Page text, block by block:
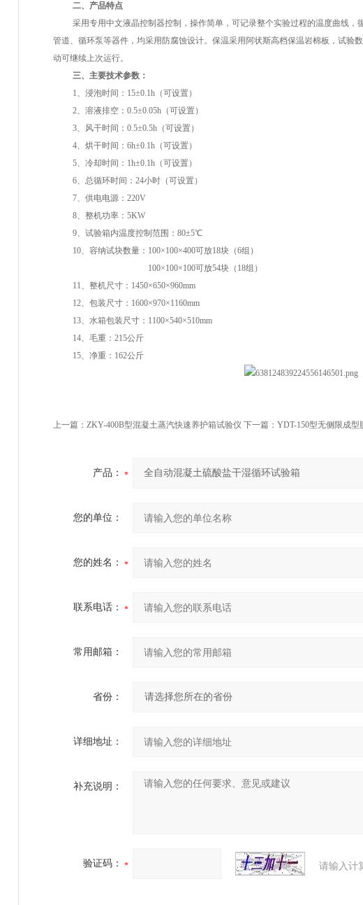
二、产品特点
采用专用中文液晶控制器控制，操作简单，可记录整个实验过程的温度曲线，
管道、循环泵等器件，均采用防腐蚀设计。保温采用阿状斯高档保温岩棉板，试验
动可继续上次运行。
三、主要技术参数：
1、浸泡时间：15±0.1h（可设置）
2、溶液排空：0.5±0.05h（可设置）
3、风干时间：0.5±0.5h（可设置）
4、烘干时间：6h±0.1h（可设置）
5、冷却时间：1h±0.1h（可设置）
6、总循环时间：24小时（可设置）
7、供电电源：220V
8、整机功率：5KW
9、试验箱内温度控制范围：80±5℃
10、容纳试块数量：100×100×400可放18块（6组）
100×100×100可放54块（18组）
11、整机尺寸：1450×650×960mm
12、包装尺寸：1600×970×1160mm
13、水箱包装尺寸：1100×540×510mm
14、毛重：215公斤
15、净重：162公斤
上一篇： ZKY-400B型混凝土蒸汽快速养护箱试验仪 下一篇： YDT-150型无侧限成型
产品：
您的单位：
您的姓名：
联系电话：
常用邮箱：
省份：
详细地址：
补充说明：
验证码： 请输入计